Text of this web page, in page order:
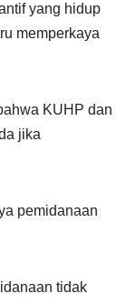
yang hidup
memperkaya
KUHP dan
jika
pemidanaan
tidak